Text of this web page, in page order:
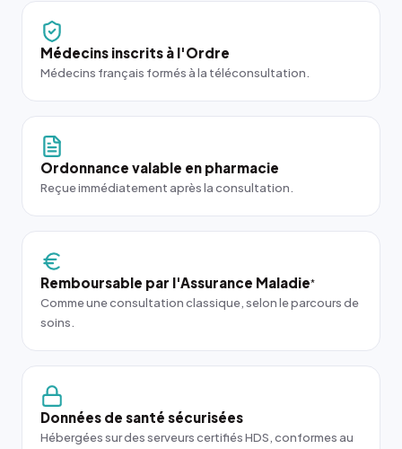
Médecins inscrits à l'Ordre
Médecins français formés à la téléconsultation.
Ordonnance valable en pharmacie
Reçue immédiatement après la consultation.
Remboursable par l'Assurance Maladie*
Comme une consultation classique, selon le parcours de
soins.
Données de santé sécurisées
Hébergées sur des serveurs certifiés HDS, conformes au